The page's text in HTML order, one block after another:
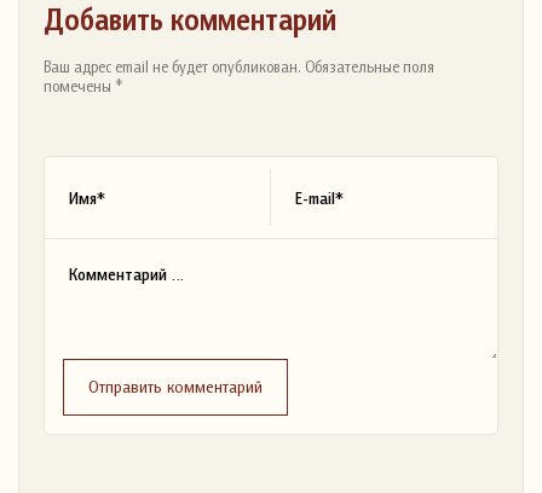
Добавить комментарий
Ваш адрес email не будет опубликован. Обязательные поля
помечены *
Отправить комментарий